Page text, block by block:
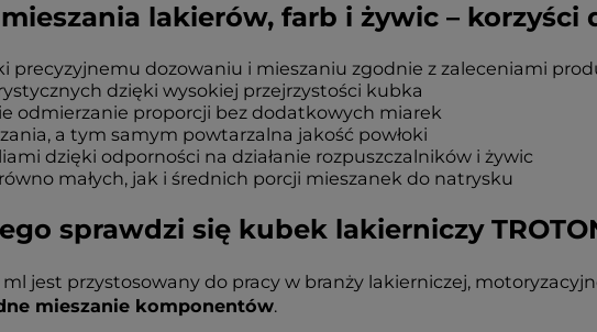
lakierów, farb i żywic –
precyzyjnemu dozowaniu i mieszaniu zgodnie z zaleceniami
dzięki wysokiej przejrzystości kubka
odmierzanie proporcji bez dodatkowych miarek
a tym samym powtarzalna jakość powłoki
dzięki odporności na działanie rozpuszczalników i żywic
małych, jak i średnich porcji mieszanek do natrysku
sprawdzi się kubek lakierniczy
jest przystosowany do pracy w branży lakierniczej,
mieszanie komponentów.